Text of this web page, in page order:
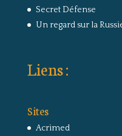
Secret Défense
Un regard sur la
Liens :
Sites
Acrimed